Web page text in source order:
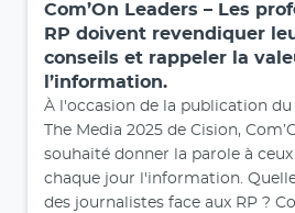
Com’On Leaders – Les
RP doivent revendiquer
conseils et rappeler la
l’information.
À l'occasion de la publication
The Media 2025 de Cision,
souhaité donner la parole à
chaque jour l'information.
des journalistes face aux RP ?